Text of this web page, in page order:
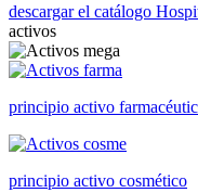
descargar el catálogo
activos
principio activo
principio activo cosmético